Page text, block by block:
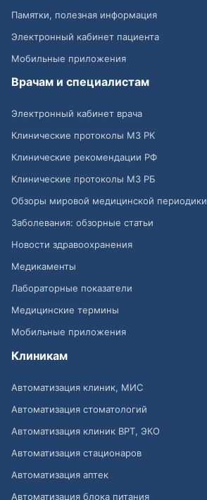
Памятки, полезная информация
Электронный кабинет пациента
Мобильные приложения
Врачам и специалистам
Электронный кабинет врача
Клинические протоколы МЗ РК
Клинические рекомендации РФ
Клинические протоколы МЗ РБ
Обзоры мировой медицинской периодики
Заболевания: обзорные статьи
Новости здравоохранения
Медикаменты
Лабораторные показатели
Медицинские термины
Мобильные приложения
Клиникам
Автоматизация клиник, МИС
Автоматизация стоматологий
Автоматизация клиник ВРТ, ЭКО
Автоматизация стационаров
Автоматизация аптек
Автоматизация блока питания